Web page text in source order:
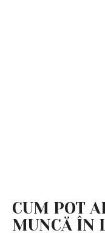
CUM POT
MUNCĂ ÎN